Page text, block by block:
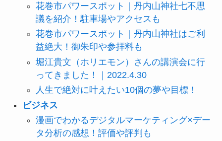
花巻市パワースポット｜丹内山神社七不思
議を紹介！駐車場やアクセスも
花巻市パワースポット｜丹内山神社はご利
益絶大！御朱印や参拝料も
堀江貴文（ホリエモン）さんの講演会に行
ってきました！｜2022.4.30
人生で絶対に叶えたい10個の夢や目標！
ビジネス
漫画でわかるデジタルマーケティング×デー
タ分析の感想！評価や評判も